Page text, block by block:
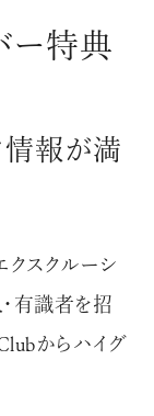
ー特典
情報が満
クスクルーシ
有識者を招
からハイグ